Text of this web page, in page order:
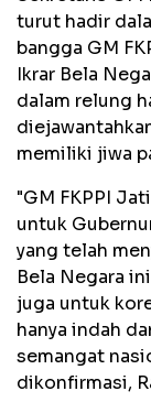
turut hadir
bangga GM
Ikrar Bela
dalam relung
memiliki jiwa
"GM FKPPI
untuk
yang telah
Bela Negara
juga untuk
hanya indah
semangat
dikonfirmasi,